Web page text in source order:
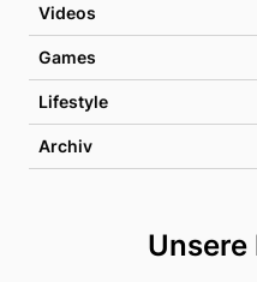
Videos
Games
Lifestyle
Archiv
Unsere